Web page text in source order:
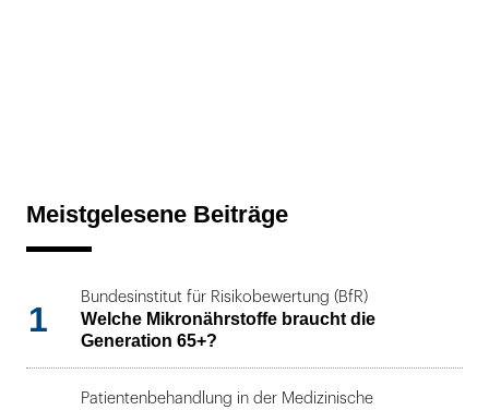
Meistgelesene Beiträge
1
Bundesinstitut für Risikobewertung (BfR)
Welche Mikronährstoffe braucht die
Generation 65+?
Patientenbehandlung in der Medizinische